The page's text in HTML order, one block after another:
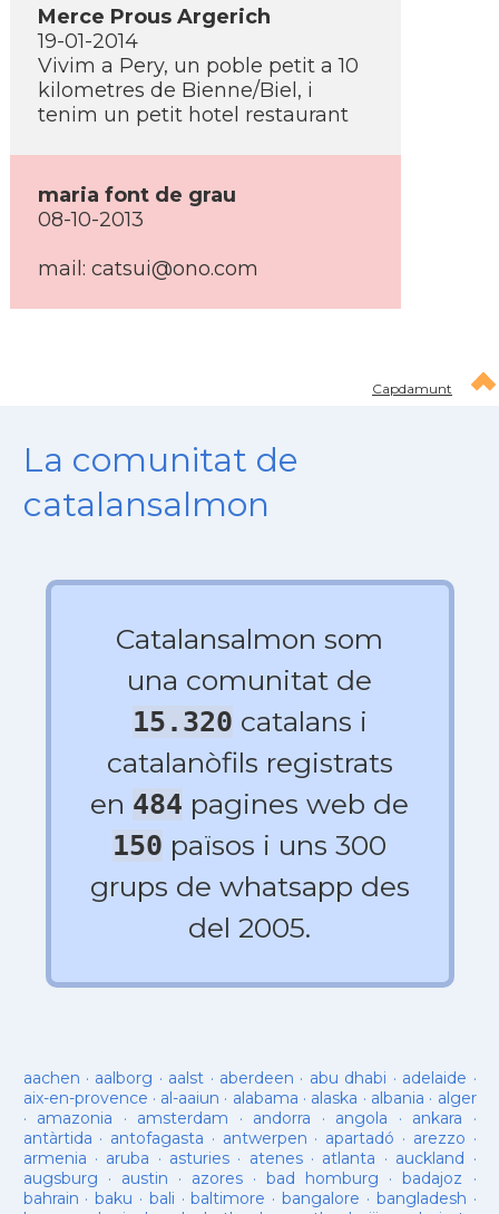
Merce Prous Argerich
19-01-2014
Vivim a Pery, un poble petit a 10
kilometres de Bienne/Biel, i
tenim un petit hotel restaurant
maria font de grau
08-10-2013
mail: catsui@ono.com
Capdamunt
La comunitat de
catalansalmon
Catalansalmon som
una comunitat de
15.320 catalans i
catalanòfils registrats
en 484 pagines web de
150 països i uns 300
grups de whatsapp des
del 2005.
aachen · aalborg · aalst · aberdeen · abu dhabi · adelaide ·
aix-en-provence · al-aaiun · alabama · alaska · albania · alger
· amazonia · amsterdam · andorra · angola · ankara ·
antàrtida · antofagasta · antwerpen · apartadó · arezzo ·
armenia · aruba · asturies· atenes· atlanta · auckland ·
augsburg · austin · azores·bad homburg ·badajoz ·
bahrain ·baku · bali ·baltimore ·bangalore · bangladesh ·